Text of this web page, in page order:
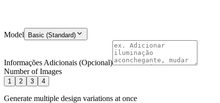
Model Basic (Standard)
Informações Adicionais (Opcional)
Number of Images
1 2 3 4
Generate multiple design variations at once